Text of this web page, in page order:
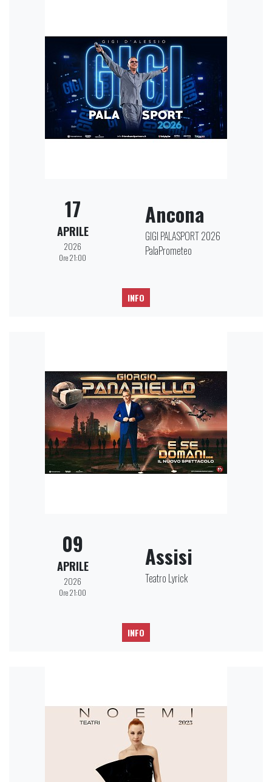
17
APRILE
2026
Ore 21:00
Ancona
GIGI PALASPORT 2026
PalaPrometeo
INFO
09
APRILE
2026
Ore 21:00
Assisi
Teatro Lyrick
INFO